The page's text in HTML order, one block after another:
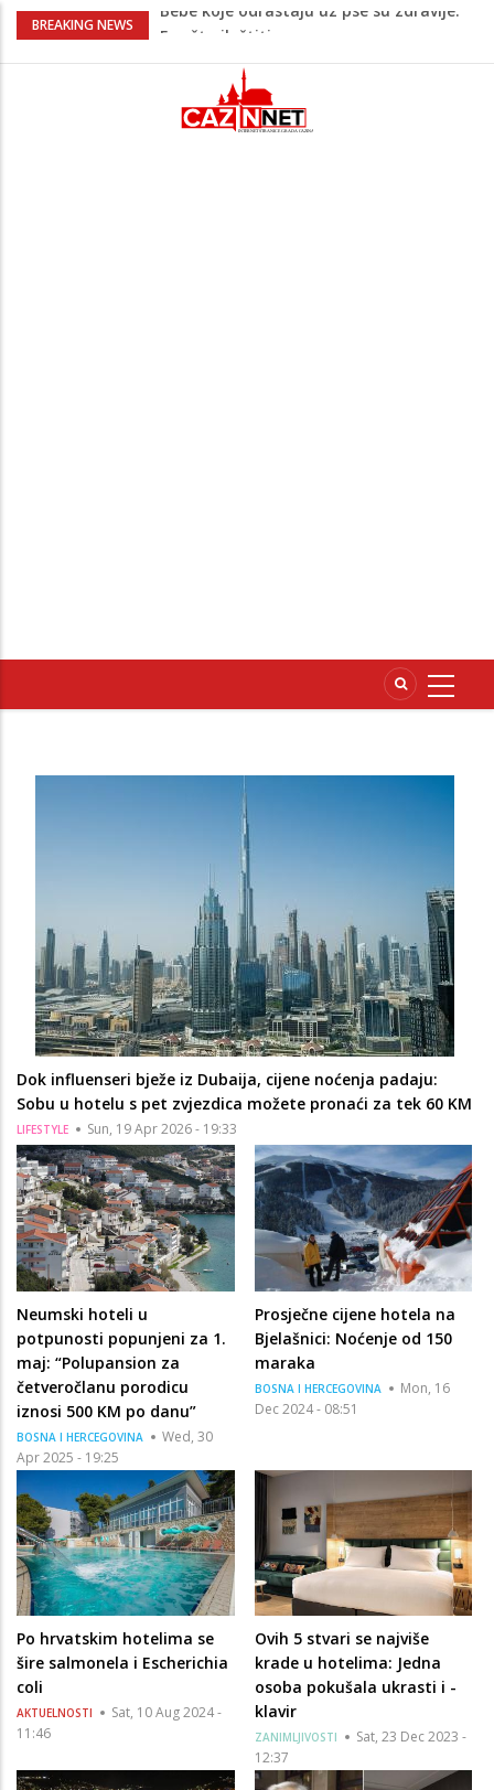
BREAKING NEWS
Krenuo u BiH sa 20 kilograma droge:
Juventus igra protiv Intera, Spaleti
razočarao navijače iz BiH
Užas: Uhapšen Italijan (45) kako
Dok influenseri bježe iz Dubaija, cijene noćenja padaju:
Sobu u hotelu s pet zvjezdica možete pronaći za tek 60 KM
LIFESTYLE Sun, 19 Apr 2026 - 19:33
Neumski hoteli u
potpunosti popunjeni za 1.
maj: “Polupansion za
četveročlanu porodicu
iznosi 500 KM po danu”
BOSNA I HERCEGOVINA
Wed, 30
Apr 2025 - 19:25
Prosječne cijene hotela na
Bjelašnici: Noćenje od 150
maraka
BOSNA I HERCEGOVINA
Mon, 16
Dec 2024 - 08:51
Po hrvatskim hotelima se
šire salmonela i Escherichia
coli
AKTUELNOSTI
Sat, 10 Aug 2024 -
11:46
Ovih 5 stvari se najviše
krade u hotelima: Jedna
osoba pokušala ukrasti i -
klavir
ZANIMLJIVOSTI
Sat, 23 Dec 2023 -
12:37